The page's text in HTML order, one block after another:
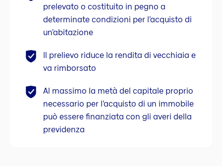
prelevato o costituito in pegno a
determinate condizioni per l’acquisto di
un’abitazione
Il prelievo riduce la rendita di vecchiaia e
va rimborsato
Al massimo la metà del capitale proprio
necessario per l’acquisto di un immobile
può essere finanziata con gli averi della
previdenza